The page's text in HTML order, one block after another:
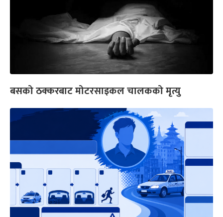
बसको ठक्करबाट मोटरसाइकल चालकको मृत्यु